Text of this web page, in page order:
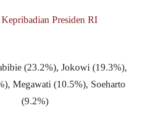
(23.2%), Jokowi (19.3%),
Megawati (10.5%), Soeharto
(9.2%)